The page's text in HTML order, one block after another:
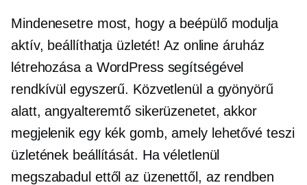
Mindenesetre most, hogy a beépülő modulja
aktív, beállíthatja üzletét! Az online áruház
létrehozása a WordPress segítségével
rendkívül egyszerű. Közvetlenül a gyönyörű
alatt,angyalteremtő sikerüzenetet, akkor
megjelenik egy kék gomb, amely lehetővé teszi
üzletének beállítását. Ha véletlenül
megszabadul ettől az üzenettől, az rendben